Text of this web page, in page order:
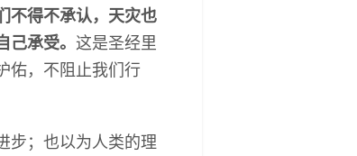
不得不承认，天灾也
承受。 这是圣经里
佑，不阻止我们行
步；也以为人类的理